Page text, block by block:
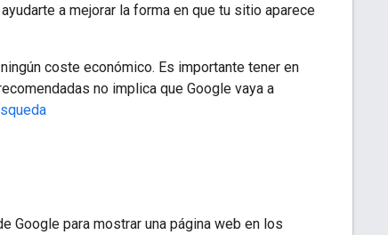
a mejorar la forma en que tu sitio aparece
coste económico. Es importante tener en
no implica que Google vaya a
Google para mostrar una página web en los